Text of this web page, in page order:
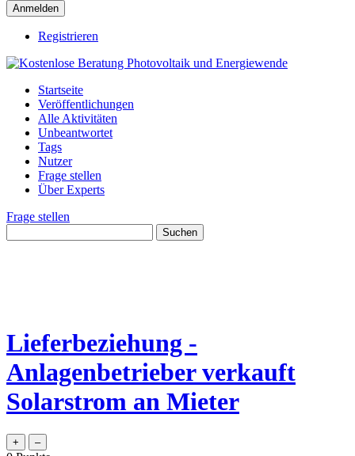
Registrieren
Startseite
Veröffentlichungen
Alle Aktivitäten
Unbeantwortet
Tags
Nutzer
Frage stellen
Über Experts
Frage stellen
Lieferbeziehung -
Anlagenbetrieber verkauft
Solarstrom an Mieter